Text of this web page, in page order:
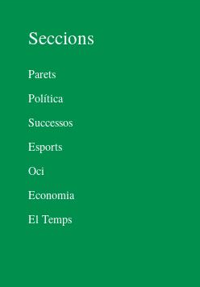
Seccions
Parets
Política
Successos
Esports
Oci
Economia
El Temps